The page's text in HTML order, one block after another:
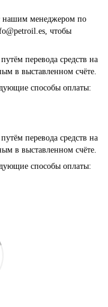
нашим менеджером по
, чтобы
перевода средств на
в выставленном счёте.
способы оплаты:
перевода средств на
в выставленном счёте.
способы оплаты: